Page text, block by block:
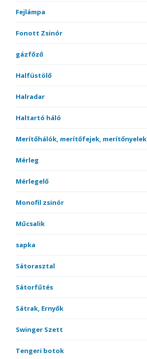
Fejlámpa
Fonott Zsinór
gázfőző
Halfüstölő
Halradar
Haltartó háló
Merítőhálók, merítőfejek, merítőnyelek
Mérleg
Mérlegelő
Monofil zsinór
Műcsalik
sapka
Sátorasztal
Sátorfűtés
Sátrak, Ernyők
Swinger Szett
Tengeri botok